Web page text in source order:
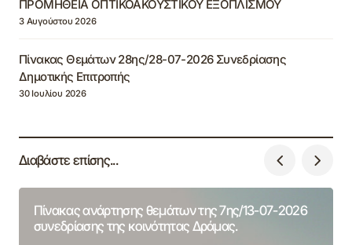
ΠΡΟΜΗΘΕΙΑ ΟΠΤΙΚΟΑΚΟΥΣΤΙΚΟΥ ΕΞΟΠΛΙΣΜΟΥ
3 Αυγούστου 2026
Πίνακας Θεμάτων 28ης/28-07-2026 Συνεδρίασης
Δημοτικής Επιτροπής
30 Ιουλίου 2026
Διαβάστε επίσης...
Πίνακας ανάρτησης θεμάτων της 7ης/13-07-2026
συνεδρίασης της κοινότητας Δράμας.